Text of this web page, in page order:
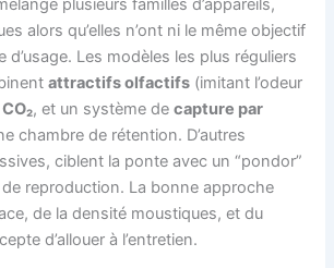
plusieurs familles d’appareils,
alors qu’elles n’ont ni le même objectif
d’usage. Les modèles les plus réguliers
attractifs olfactifs (imitant l’odeur
CO₂, et un système decapture par
chambre de rétention. D’autres
ciblent la ponte avec un “pondor”
reproduction. La bonne approche
de la densité moustiques, et du
d’allouer à l’entretien.